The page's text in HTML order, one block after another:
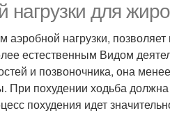
для
нагрузки,
естественным Видом
и позвоночника, она
При похудении ходьба
похудения идет